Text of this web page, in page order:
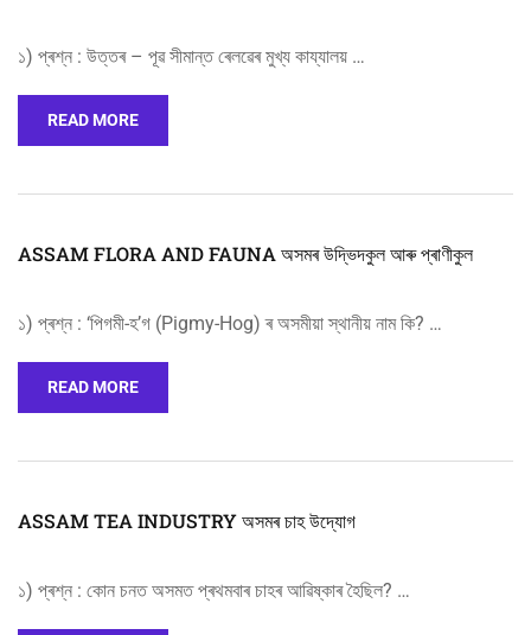
১) প্ৰশ্ন : উত্তৰ – পূৱ সীমান্ত ৰেলৱেৰ মুখ্য কায্যালয় …
READ MORE
ASSAM FLORA AND FAUNA অসমৰ উদ্ভিদকুল আৰু প্ৰাণীকুল
১) প্ৰশ্ন : ‘পিগমী-হ’গ (Pigmy-Hog) ৰ অসমীয়া স্থানীয় নাম কি? …
READ MORE
ASSAM TEA INDUSTRY অসমৰ চাহ উদ্যোগ
১) প্ৰশ্ন : কোন চনত অসমত প্ৰথমবাৰ চাহৰ আৱিষ্কাৰ হৈছিল? …